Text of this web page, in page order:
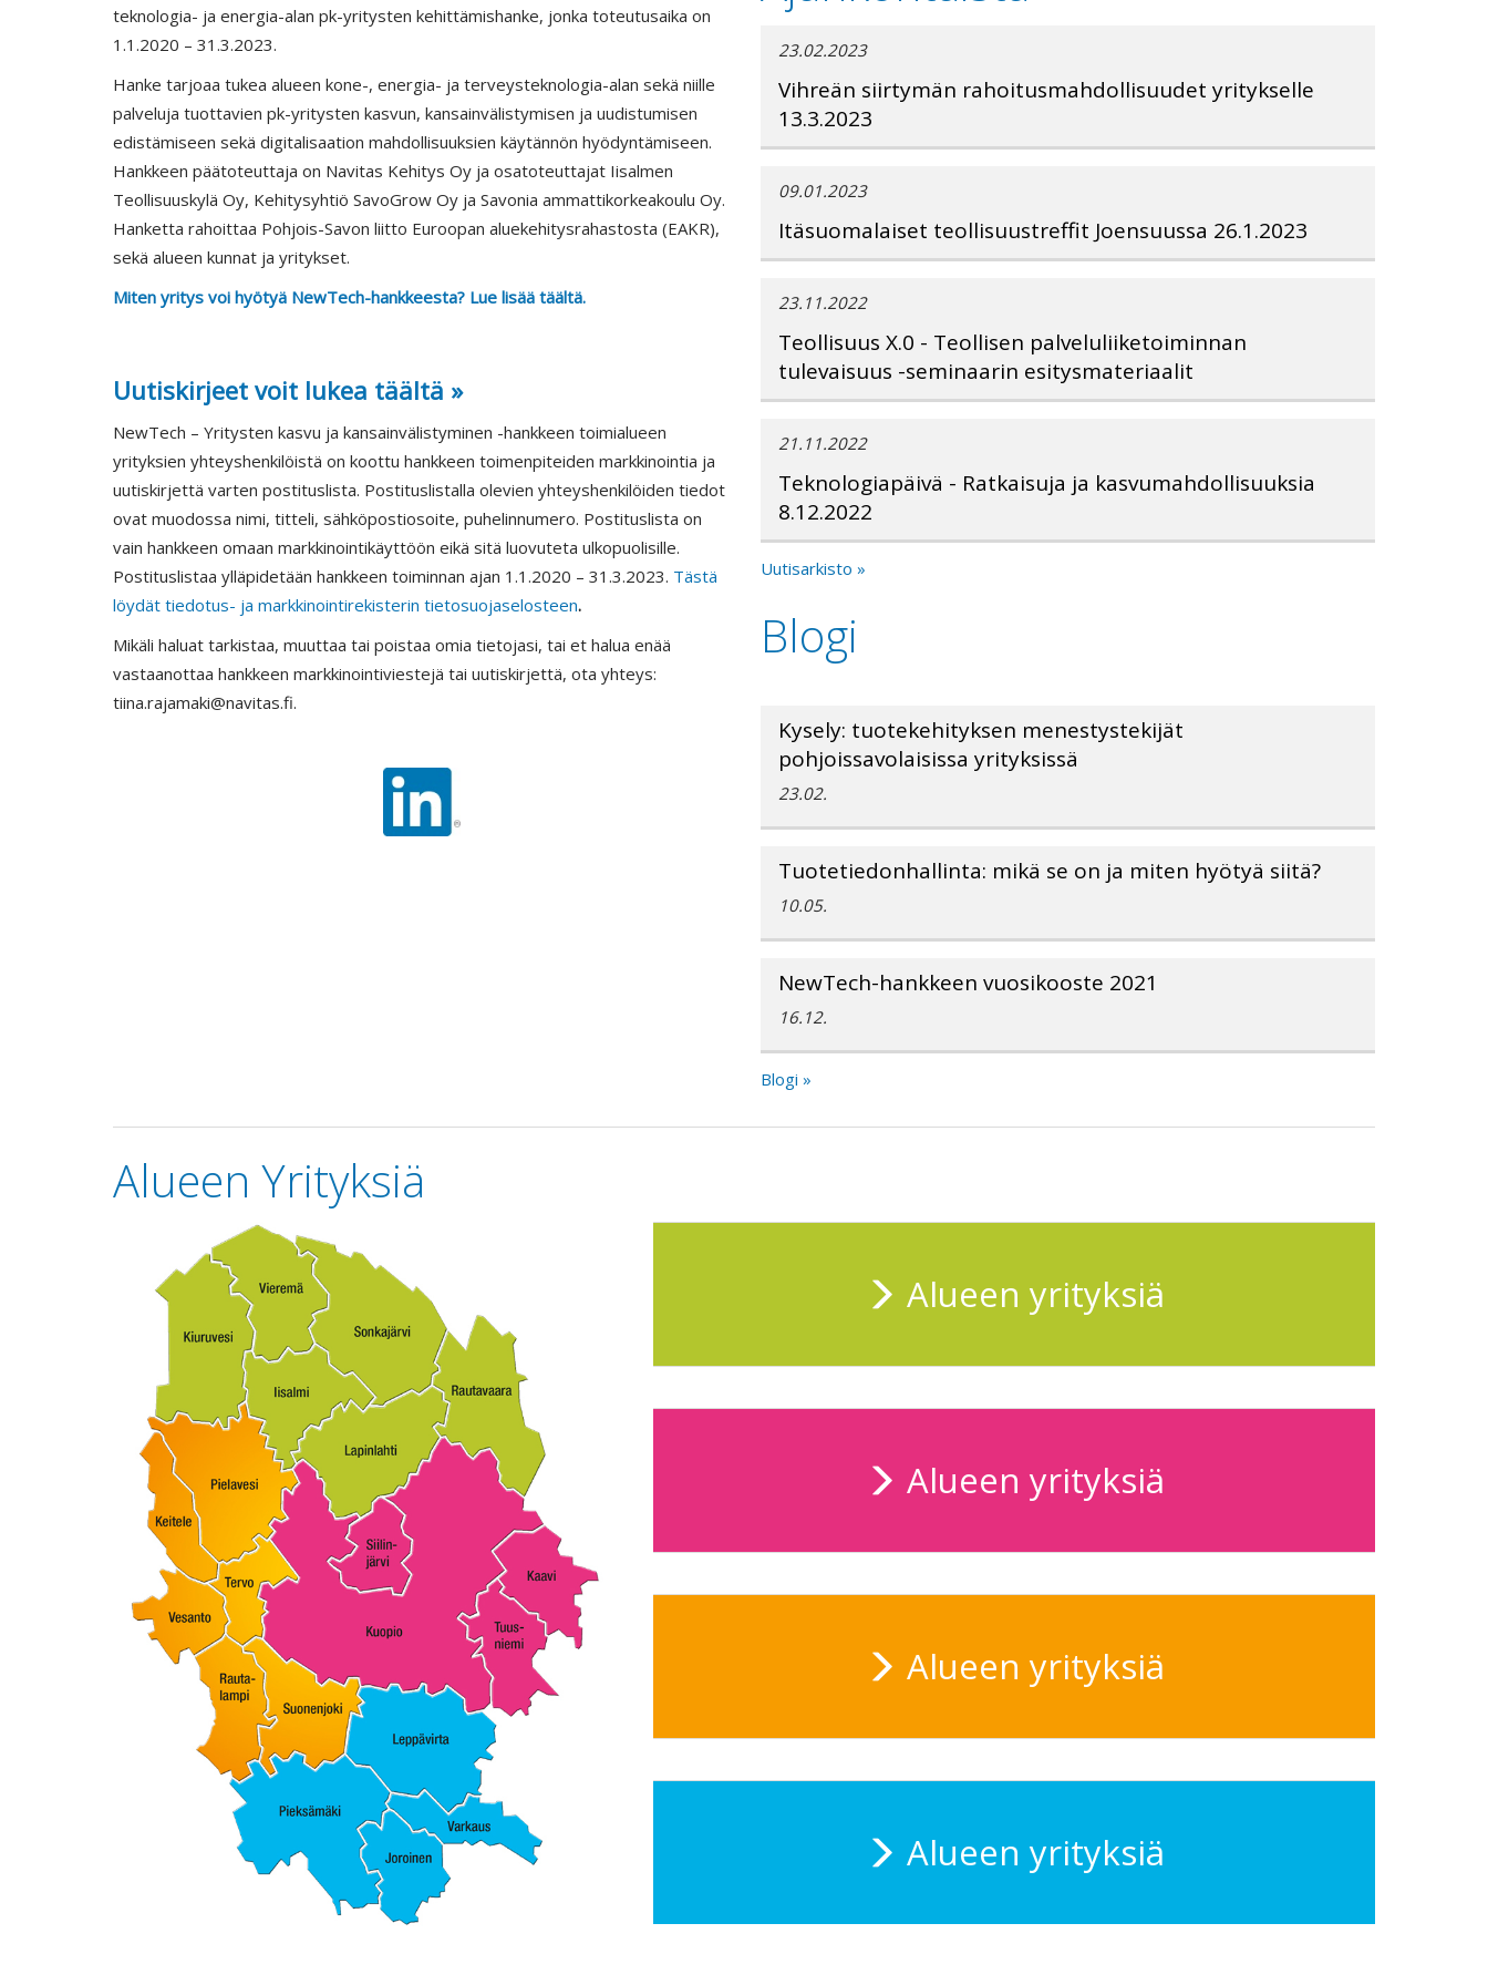
teknologia- ja energia-alan pk-yritysten kehittämishanke, jonka toteutusaika on
1.1.2020 – 31.3.2023.
Hanke tarjoaa tukea alueen kone-, energia- ja terveysteknologia-alan sekä niille
palveluja tuottavien pk-yritysten kasvun, kansainvälistymisen ja uudistumisen
edistämiseen sekä digitalisaation mahdollisuuksien käytännön hyödyntämiseen.
Hankkeen päätoteuttaja on Navitas Kehitys Oy ja osatoteuttajat Iisalmen
Teollisuuskylä Oy, Kehitysyhtiö SavoGrow Oy ja Savonia ammattikorkeakoulu Oy.
Hanketta rahoittaa Pohjois-Savon liitto Euroopan aluekehitysrahastosta (EAKR),
sekä alueen kunnat ja yritykset.
Miten yritys voi hyötyä NewTech-hankkeesta? Lue lisää täältä.
Uutiskirjeet voit lukea täältä »
NewTech – Yritysten kasvu ja kansainvälistyminen -hankkeen toimialueen
yrityksien yhteyshenkilöistä on koottu hankkeen toimenpiteiden markkinointia ja
uutiskirjettä varten postituslista. Postituslistalla olevien yhteyshenkilöiden tiedot
ovat muodossa nimi, titteli, sähköpostiosoite, puhelinnumero. Postituslista on
vain hankkeen omaan markkinointikäyttöön eikä sitä luovuteta ulkopuolisille.
Postituslistaa ylläpidetään hankkeen toiminnan ajan 1.1.2020 – 31.3.2023. Tästä
löydät tiedotus- ja markkinointirekisterin tietosuojaselosteen.
Mikäli haluat tarkistaa, muuttaa tai poistaa omia tietojasi, tai et halua enää
vastaanottaa hankkeen markkinointiviestejä tai uutiskirjettä, ota yhteys:
tiina.rajamaki@navitas.fi.
23.02.2023
Vihreän siirtymän rahoitusmahdollisuudet yritykselle
13.3.2023
09.01.2023
Itäsuomalaiset teollisuustreffit Joensuussa 26.1.2023
23.11.2022
Teollisuus X.0 - Teollisen palveluliiketoiminnan
tulevaisuus -seminaarin esitysmateriaalit
21.11.2022
Teknologiapäivä - Ratkaisuja ja kasvumahdollisuuksia
8.12.2022
Uutisarkisto »
Blogi
Kysely: tuotekehityksen menestystekijät
pohjoissavolaisissa yrityksissä
23.02.
Tuotetiedonhallinta: mikä se on ja miten hyötyä siitä?
10.05.
NewTech-hankkeen vuosikooste 2021
16.12.
Blogi »
Alueen Yrityksiä
Alueen yrityksiä
Alueen yrityksiä
Alueen yrityksiä
Alueen yrityksiä